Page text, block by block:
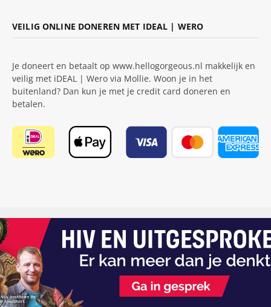
VEILIG ONLINE DONEREN MET IDEAL | WERO
Je doneert en betaalt op www.hellogorgeous.nl makkelijk en
veilig met iDEAL | Wero via Mollie. Woon je in het
buitenland? Dan kun je met je credit card doneren en
betalen.